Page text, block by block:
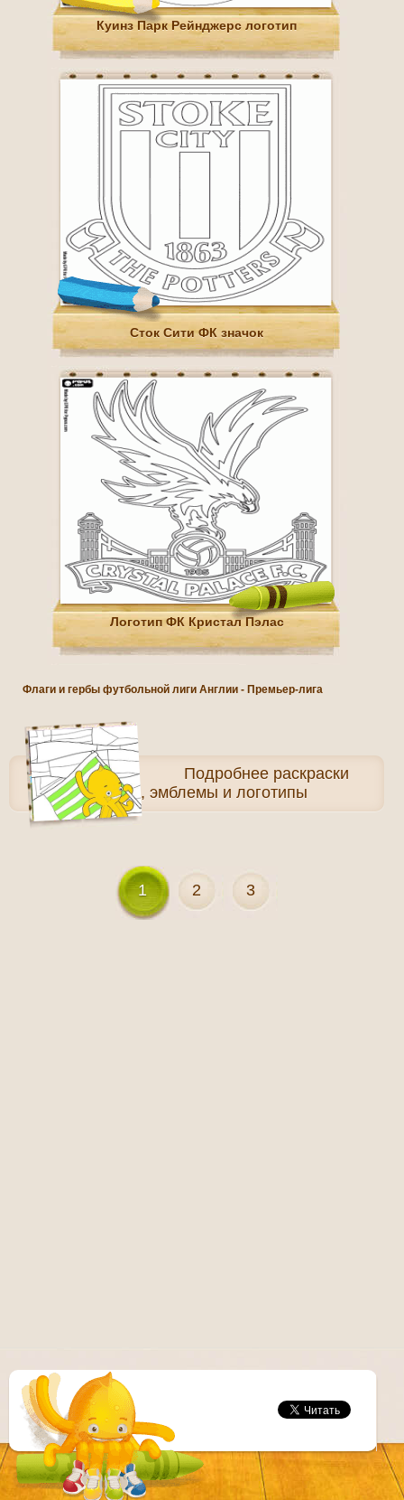
Куинз Парк Рейнджерс логотип
Сток Сити ФК значок
Логотип ФК Кристал Пэлас
Флаги и гербы футбольной лиги Англии - Премьер-лига
Подробнее раскраски
Флаги, эмблемы и логотипы
1 2 3